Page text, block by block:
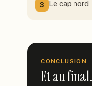
3 Le cap nord
CONCLUSION
Et au final.